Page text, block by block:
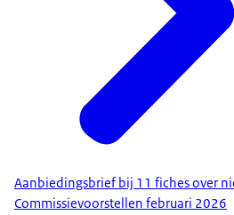
Aanbiedingsbrief bij 11 fiches over
Commissievoorstellen februari 2026